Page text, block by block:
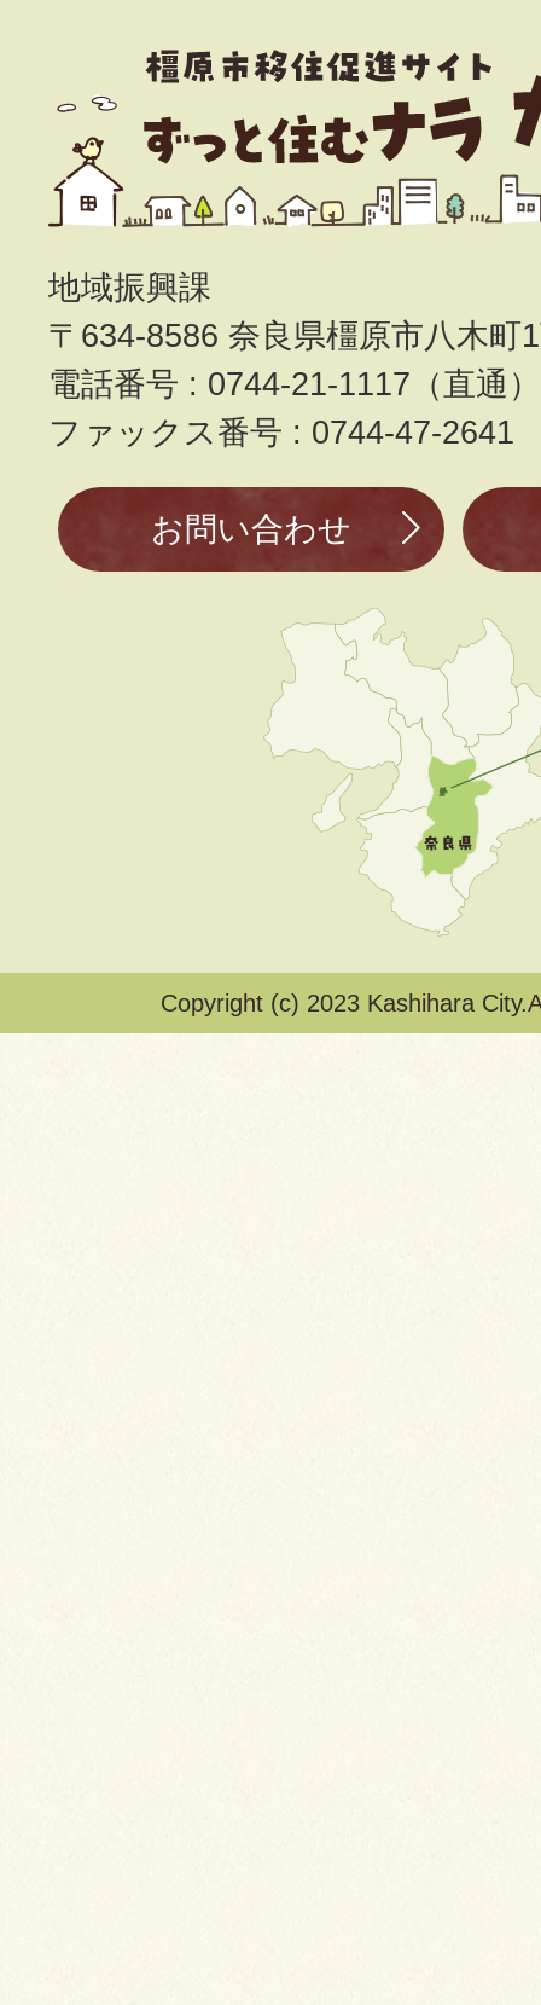
地域振興課
〒634-8586 奈良県橿原市八木町
電話番号 : 0744-21-1117（直通
ファックス番号 : 0744-47-2641
お問い合わせ
Copyright (c) 2023 Kashihara